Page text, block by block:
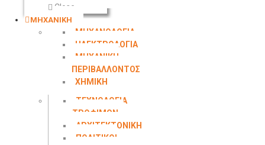
Close
ΜΗΧΑΝΙΚΗ
ΜΗΧΑΝΟΛΟΓΙΑ
ΗΛΕΚΤΡΟΛΟΓΙΑ
ΜΗΧΑΝΙΚΗ
ΠΕΡΙΒΑΛΛΟΝΤΟΣ
ΧΗΜΙΚΗ
ΤΕΧΝΟΛΟΓΙΑ
ΤΡΟΦΙΜΩΝ
ΑΡΧΙΤΕΚΤΟΝΙΚΗ
ΠΟΛΙΤΙΚΟΙ